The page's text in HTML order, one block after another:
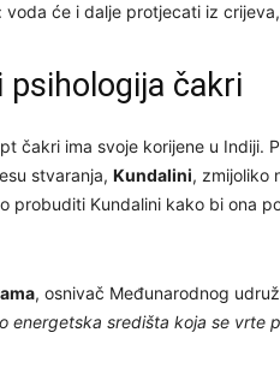
: voda će i dalje protjecati iz
psihologija čakri
čakri ima svoje korijene u Indiji.
stvaranja, Kundalini, zmijoliko
probuditi Kundalini kako bi ona
, osnivač Međunarodnog
energetska središta koja se vrte